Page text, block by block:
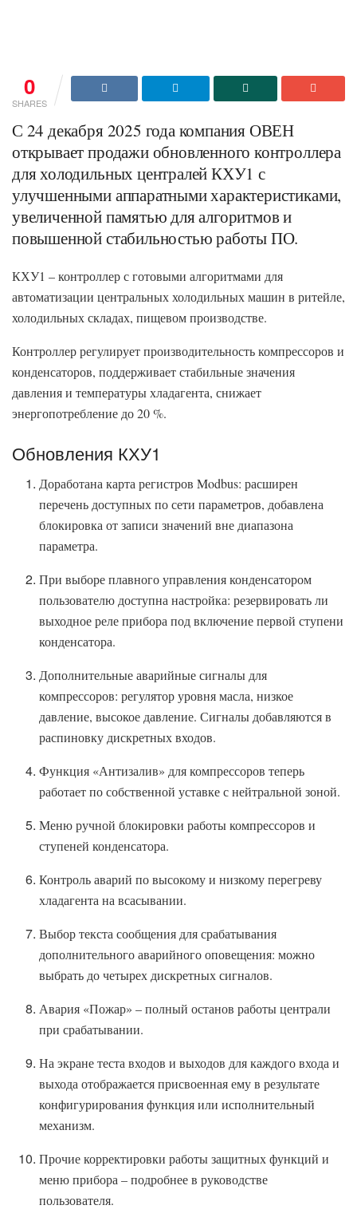
0
SHARES
С 24 декабря 2025 года компания ОВЕН
открывает продажи обновленного контроллера
для холодильных централей КХУ1 с
улучшенными аппаратными характеристиками,
увеличенной памятью для алгоритмов и
повышенной стабильностью работы ПО.
КХУ1 – контроллер с готовыми алгоритмами для
автоматизации центральных холодильных машин в ритейле,
холодильных складах, пищевом производстве.
Контроллер регулирует производительность компрессоров и
конденсаторов, поддерживает стабильные значения
давления и температуры хладагента, снижает
энергопотребление до 20 %.
Обновления КХУ1
Доработана карта регистров Modbus: расширен
перечень доступных по сети параметров, добавлена
блокировка от записи значений вне диапазона
параметра.
При выборе плавного управления конденсатором
пользователю доступна настройка: резервировать ли
выходное реле прибора под включение первой ступени
конденсатора.
Дополнительные аварийные сигналы для
компрессоров: регулятор уровня масла, низкое
давление, высокое давление. Сигналы добавляются в
распиновку дискретных входов.
Функция «Антизалив» для компрессоров теперь
работает по собственной уставке с нейтральной зоной.
Меню ручной блокировки работы компрессоров и
ступеней конденсатора.
Контроль аварий по высокому и низкому перегреву
хладагента на всасывании.
Выбор текста сообщения для срабатывания
дополнительного аварийного оповещения: можно
выбрать до четырех дискретных сигналов.
Авария «Пожар» – полный останов работы централи
при срабатывании.
На экране теста входов и выходов для каждого входа и
выхода отображается присвоенная ему в результате
конфигурирования функция или исполнительный
механизм.
Прочие корректировки работы защитных функций и
меню прибора – подробнее в руководстве
пользователя.